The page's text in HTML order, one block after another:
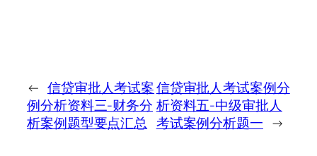
← 信贷审批人考试案
例分析资料三-财务分
析案例题型要点汇总
信贷审批人考试案例分
析资料五-中级审批人
考试案例分析题一 →